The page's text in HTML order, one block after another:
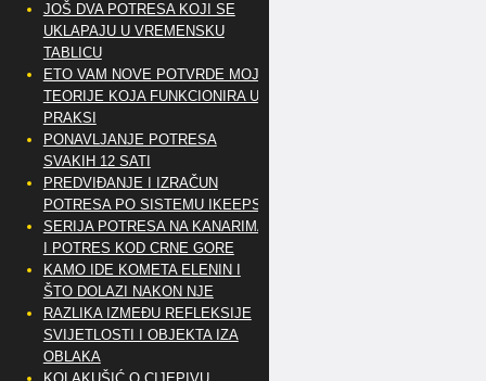
JOŠ DVA POTRESA KOJI SE
UKLAPAJU U VREMENSKU
TABLICU
ETO VAM NOVE POTVRDE MOJE
TEORIJE KOJA FUNKCIONIRA U
PRAKSI
PONAVLJANJE POTRESA
SVAKIH 12 SATI
PREDVIĐANJE I IZRAČUN
POTRESA PO SISTEMU IKEEPS
SERIJA POTRESA NA KANARIMA
I POTRES KOD CRNE GORE
KAMO IDE KOMETA ELENIN I
ŠTO DOLAZI NAKON NJE
RAZLIKA IZMEĐU REFLEKSIJE
SVIJETLOSTI I OBJEKTA IZA
OBLAKA